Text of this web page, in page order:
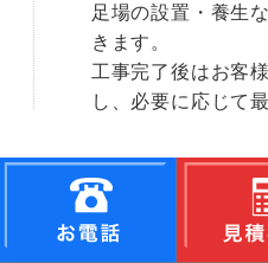
足場の設置・養生
きます。
工事完了後はお客
し、必要に応じて